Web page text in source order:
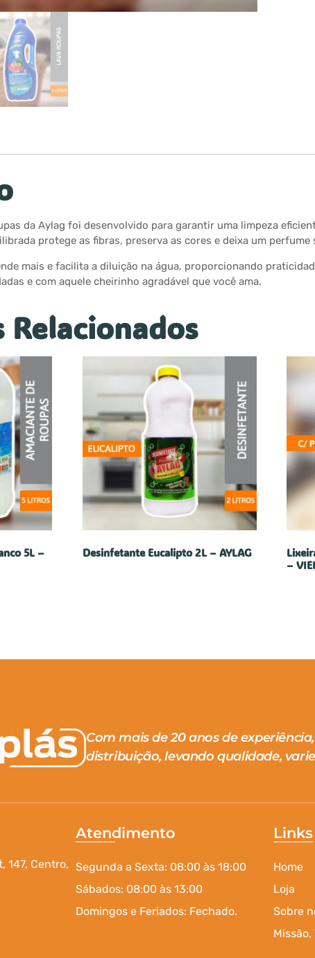
da Aylag foi desenvolvido para garantir uma limpeza
protege as fibras, preserva as cores e deixa um perfume
mais e facilita a diluição na água, proporcionando
e com aquele cheirinho agradável que você ama.
Relacionados
5L –
Desinfetante Eucalipto 2L – AYLAG
–
Com mais de 20 anos de
distribuição, levando qualidade,
147, Centro,
Atendimento
Segunda a Sexta: 08:00 às 18:00
Sábados: 08:00 às 13:00
Domingos e Feriados: Fechado.
Links
Home
Loja
Sobre
Missão,